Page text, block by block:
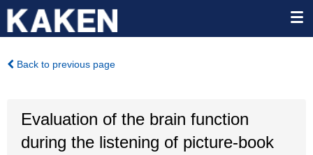
Back to previous page
Evaluation of the brain function
during the listening of picture-book